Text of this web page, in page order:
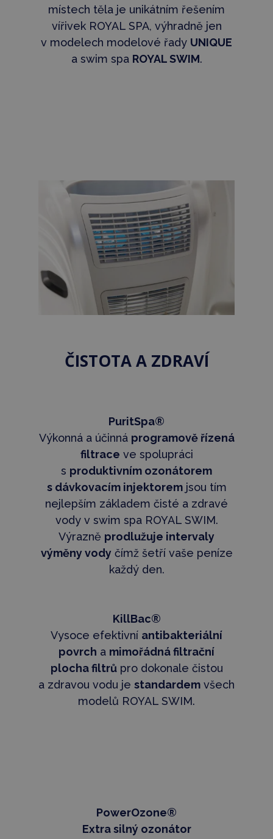
místech těla je unikátním řešením
vířivek ROYAL SPA, výhradně jen
v modelech modelové řady UNIQUE
a swim spa ROYAL SWIM.
ČISTOTA A ZDRAVÍ
PuritSpa®
Výkonná a účinná programově řízená
filtrace ve spolupráci
s produktivním ozonátorem
s dávkovacím injektoremjsou tím
nejlepším základem čisté a zdravé
vody v swim spa ROYAL SWIM.
Výrazně prodlužuje intervaly
výměny vodyčímž šetří vaše peníze
každý den.
KillBac®
Vysoce efektivní antibakteriální
povrch a mimořádná filtrační
plocha filtrůpro dokonale čistou
a zdravou vodu je standardem všech
modelů ROYAL SWIM.
PowerOzone®
Extra silný ozonátor